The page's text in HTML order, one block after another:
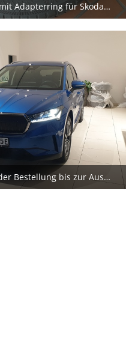
AEZ Toronto Dark mit Adapterring für Skoda-Nabenkappe
2025
2
Februar ´24 - von der Bestellung bis zur Auslieferung nur vier Monate
2025